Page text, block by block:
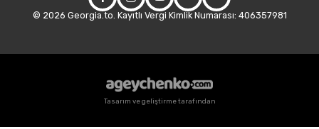
© 2026 Georgia.to. Kayıtlı Vergi Kimlik Numarası: 406357981
Tasarım ve geliştirme tarafından